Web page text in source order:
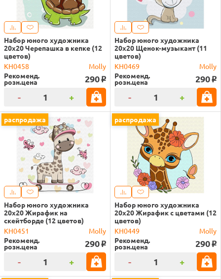
Набор юного художника
20х20 Черепашка в кепке (12
цветов)
KH0458
Molly
Рекоменд.
розн.цена 290 o
- +
Набор юного художника
20х20 Щенок-музыкант (11
цветов)
KH0469
Molly
Рекоменд.
розн.цена 290 o
- +
распродажа
Набор юного художника
20х20 Жирафик на
скейтборде (12 цветов)
KH0451
Molly
Рекоменд.
розн.цена 290 o
- +
распродажа
Набор юного художника
20х20 Жирафик с цветами (12
цветов)
KH0449
Molly
Рекоменд.
розн.цена 290 o
- +